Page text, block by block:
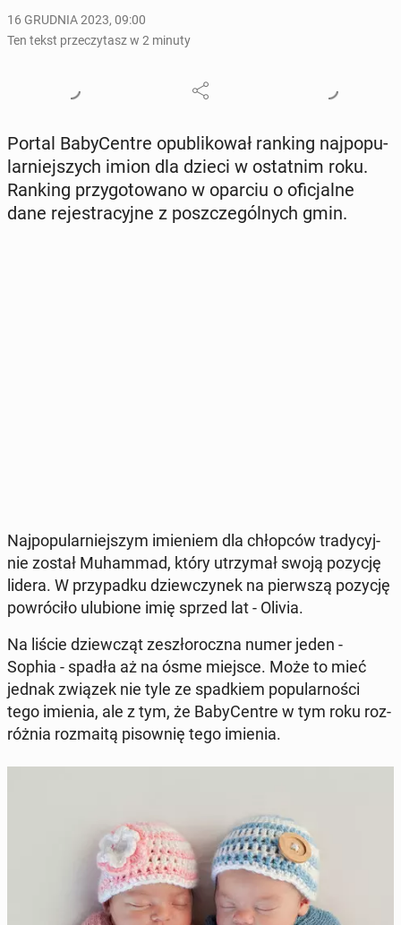
16 GRUDNIA 2023, 09:00
Ten tekst przeczytasz w 2 minuty
Portal Ba­by­Cen­tre opu­bli­ko­wał ranking naj­po­pu­
lar­niej­szych imion dla dzieci w ostat­nim roku.
Ranking przy­go­to­wa­no w oparciu o ofi­cjal­ne
dane re­je­stra­cyj­ne z po­szcze­gól­nych gmin.
Naj­po­pu­lar­niej­szym imie­niem dla chłop­ców tra­dy­cyj­
nie został Mu­ham­mad, który utrzy­mał swoją pozycję
lidera. W przy­pad­ku dziew­czy­nek na pierw­szą pozycję
po­wró­ci­ło ulu­bio­ne imię sprzed lat - Olivia.
Na liście dziew­cząt ze­szło­rocz­na numer jeden -
Sophia - spadła aż na ósme miejsce. Może to mieć
jednak związek nie tyle ze spad­kiem po­pu­lar­no­ści
tego imienia, ale z tym, że Ba­by­Cen­tre w tym roku roz­
róż­nia roz­ma­itą pi­sow­nię tego imienia.